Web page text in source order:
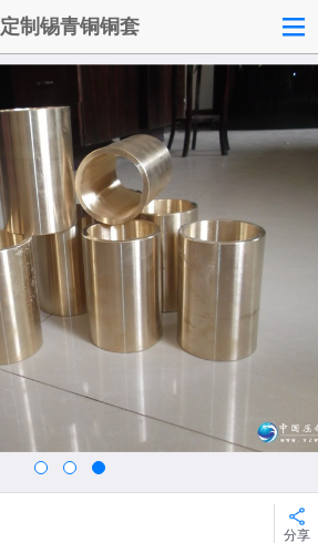
定制锡青铜铜套
分享